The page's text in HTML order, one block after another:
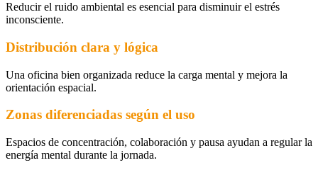
Reducir el ruido ambiental es esencial para disminuir el estrés
inconsciente.
Distribución clara y lógica
Una oficina bien organizada reduce la carga mental y mejora la
orientación espacial.
Zonas diferenciadas según el uso
Espacios de concentración, colaboración y pausa ayudan a regular la
energía mental durante la jornada.